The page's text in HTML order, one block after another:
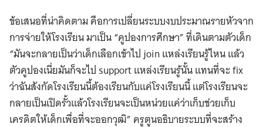
ข้อเสนอที่น่าคิดตาม คือการเปลี่ยนระบบงบประมาณรายหัวจาก
การจ่ายให้โรงเรียน มาเป็น “คูปองการศึกษา” ที่เดินตามตัวเด็ก
“มันจะกลายเป็นว่าเด็กเลือกเข้าไป join แหล่งเรียนรู้ไหน แล้ว
ตัวคูปองเนี่ยมันก็จะไป support แหล่งเรียนรู้นั้น แทนที่จะ fix
ว่าฉันสังกัดโรงเรียนนี้ต้องเรียนกับแค่โรงเรียนนี้ แต่โรงเรียนจะ
กลายเป็นเปิดรั้วแล้วโรงเรียนจะเป็นหน่วยแค่ว่าเก็บช่วยเก็บ
เครดิตให้เด็กเพื่อที่จะออกวุฒิ” ครูตูนอธิบายระบบที่จะสร้าง